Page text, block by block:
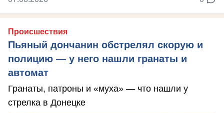
Происшествия
Пьяный дончанин обстрелял скорую и
полицию — у него нашли гранаты и
автомат
Гранаты, патроны и «муха» — что нашли у
стрелка в Донецке